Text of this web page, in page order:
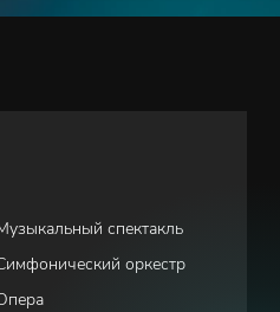
спектакль
оркестр